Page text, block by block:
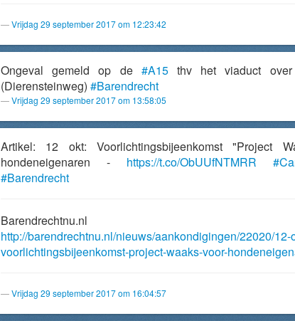
Vrijdag 29 september 2017 om 12:23:42
Ongeval gemeld op de #A15thv het viaduct over
(Dierensteinweg) #Barendrecht
Vrijdag 29 september 2017 om 13:58:05
Artikel: 12 okt: Voorlichtingsbijeenkomst "Project
hondeneigenaren - https://t.co/ObUUfNTMRR
#Barendrecht
Barendrechtnu.nl
http://barendrechtnu.nl/nieuws/aankondigingen/22020/12-
voorlichtingsbijeenkomst-project-waaks-voor-
Vrijdag 29 september 2017 om 16:04:57